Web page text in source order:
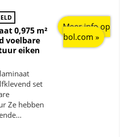
0,975 m²
voelbare
eiken
set
Ze hebben
Meer info op
bol.com »